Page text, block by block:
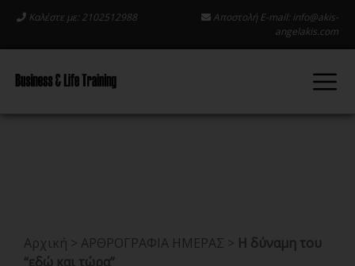
Καλέστε με: 2102512988 Αποστολή E-mail: info@akis-
angelakis.com
Αρχική > ΑΡΘΡΟΓΡΑΦΙΑ ΗΜΕΡΑΣ > Η δύναμη του
“εδώ και τώρα”